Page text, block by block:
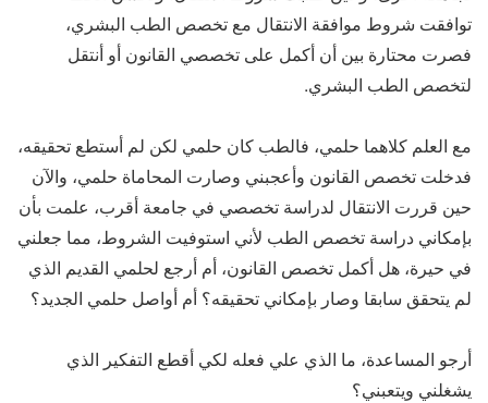
توافقت شروط موافقة الانتقال مع تخصص الطب البشري،
فصرت محتارة بين أن أكمل على تخصصي القانون أو أنتقل
لتخصص الطب البشري.
مع العلم كلاهما حلمي، فالطب كان حلمي لكن لم أستطع تحقيقه،
فدخلت تخصص القانون وأعجبني وصارت المحاماة حلمي، والآن
حين قررت الانتقال لدراسة تخصصي في جامعة أقرب، علمت بأن
بإمكاني دراسة تخصص الطب لأني استوفيت الشروط، مما جعلني
في حيرة، هل أكمل تخصص القانون، أم أرجع لحلمي القديم الذي
لم يتحقق سابقا وصار بإمكاني تحقيقه؟ أم أواصل حلمي الجديد؟
أرجو المساعدة، ما الذي علي فعله لكي أقطع التفكير الذي
يشغلني ويتعبني؟